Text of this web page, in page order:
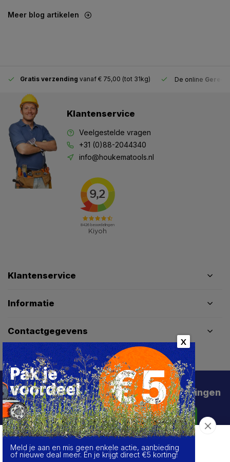
Meer blog artikelen
Gratis verzending vanaf € 75,00 (tot 31kg) De online
Klantenservice
Veelgestelde vragen
+31 (0)88-2044340
info@houkematools.nl
Klantenservice
Informatie
Contactgegevens
Schrijf je in voor de beste deals en kortingen
Abonneer
Over de cookies op deze website
X
Meld je aan en mis geen enkele actie, aanbieding
of nieuwe deal meer. Én je krijgt direct €5 korting!